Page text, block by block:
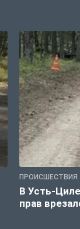
ПРОИСШЕСТВИЯ
В Усть-
прав